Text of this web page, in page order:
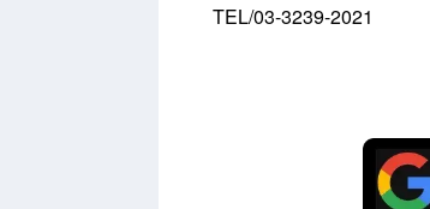
TEL/03-3239-2021